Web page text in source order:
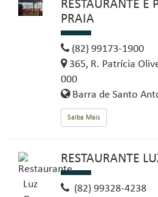
RESTAURANTE E
PRAIA
(82) 99173-1900
365, R. Patrícia
000
Barra de Santo
Saiba Mais
RESTAURANTE
(82) 99328-4238